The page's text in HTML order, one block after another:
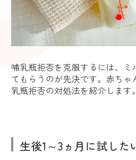
哺乳瓶拒否を克服するには、ミ
てもらうのが先決です。赤ちゃ
乳瓶拒否の対処法を紹介します。
生後1～3ヵ月に試した